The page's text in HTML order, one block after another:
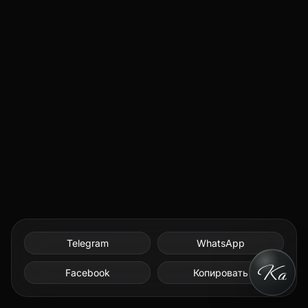
Telegram WhatsApp
Facebook Копировать